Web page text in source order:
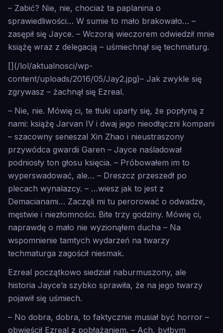
– Zabić? Nie, nie, chociaż ta paplanina o
sprawiedliwości… W sumie to mało brakowało… –
zasępił się Jayce. – Wczoraj wieczorem odwiedził mnie
książę wraz z delegacją – uśmiechnął się techmaturg.
[](/lol/aktualnosci/wp-
content/uploads/2016/05/Jay2.jpg)– Jak zwykle się
zgrywasz – żachnął się Ezreal.
– Nie, nie. Mówię ci, te tłuki uparły się, że popłyną z
nami: książę Jarvan IV i dwaj jego nieodłączni kompani
– szacowny seneszal Xin Zhao i nieustraszony
przywódca gwardii Garen – Jayce naśladował
podniosły ton głosu księcia. – Próbowałem im to
wyperswadować, ale… – Dreszcz przeszedł po
plecach wynalazcy. – …wiesz jak to jest z
Demacianami… Zaczęli mi tu perorować o odwadze,
męstwie i niezłomności. Bite trzy godziny. Mówię ci,
naprawdę o mało nie wyzionąłem ducha – Na
wspomnienie tamtych wydarzeń na twarzy
techmaturga zagościł niesmak.
Ezreal początkowo siedział naburmuszony, ale
historia Jayce’a szybko sprawiła, że na jego twarzy
pojawił się uśmiech.
– No dobra, dobra, to faktycznie musiał być horror –
obwieścił Ezreal z pobłażaniem. – Ach, byłbym